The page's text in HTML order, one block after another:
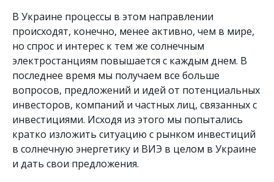
В Украине процессы в этом направлении
происходят, конечно, менее активно, чем в мире,
но спрос и интерес к тем же солнечным
электростанциям повышается с каждым днем. В
последнее время мы получаем все больше
вопросов, предложений и идей от потенциальных
инвесторов, компаний и частных лиц, связанных с
инвестициями. Исходя из этого мы попытались
кратко изложить ситуацию с рынком инвестиций
в солнечную энергетику и ВИЭ в целом в Украине
и дать свои предложения.